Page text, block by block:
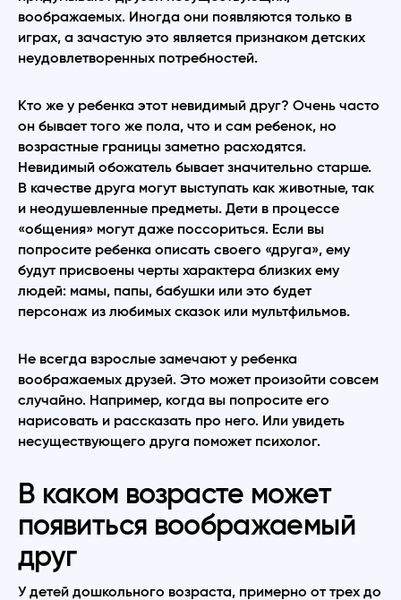
воображаемых. Иногда они появляются только в
играх, а зачастую это является признаком детских
неудовлетворенных потребностей.
Кто же у ребенка этот невидимый друг? Очень часто
он бывает того же пола, что и сам ребенок, но
возрастные границы заметно расходятся.
Невидимый обожатель бывает значительно старше.
В качестве друга могут выступать как животные, так
и неодушевленные предметы. Дети в процессе
«общения» могут даже поссориться. Если вы
попросите ребенка описать своего «друга», ему
будут присвоены черты характера близких ему
людей: мамы, папы, бабушки или это будет
персонаж из любимых сказок или мультфильмов.
Не всегда взрослые замечают у ребенка
воображаемых друзей. Это может произойти совсем
случайно. Например, когда вы попросите его
нарисовать и рассказать про него. Или увидеть
несуществующего друга поможет психолог.
В каком возрасте может
появиться воображаемый
друг
У детей дошкольного возраста, примерно от трех до